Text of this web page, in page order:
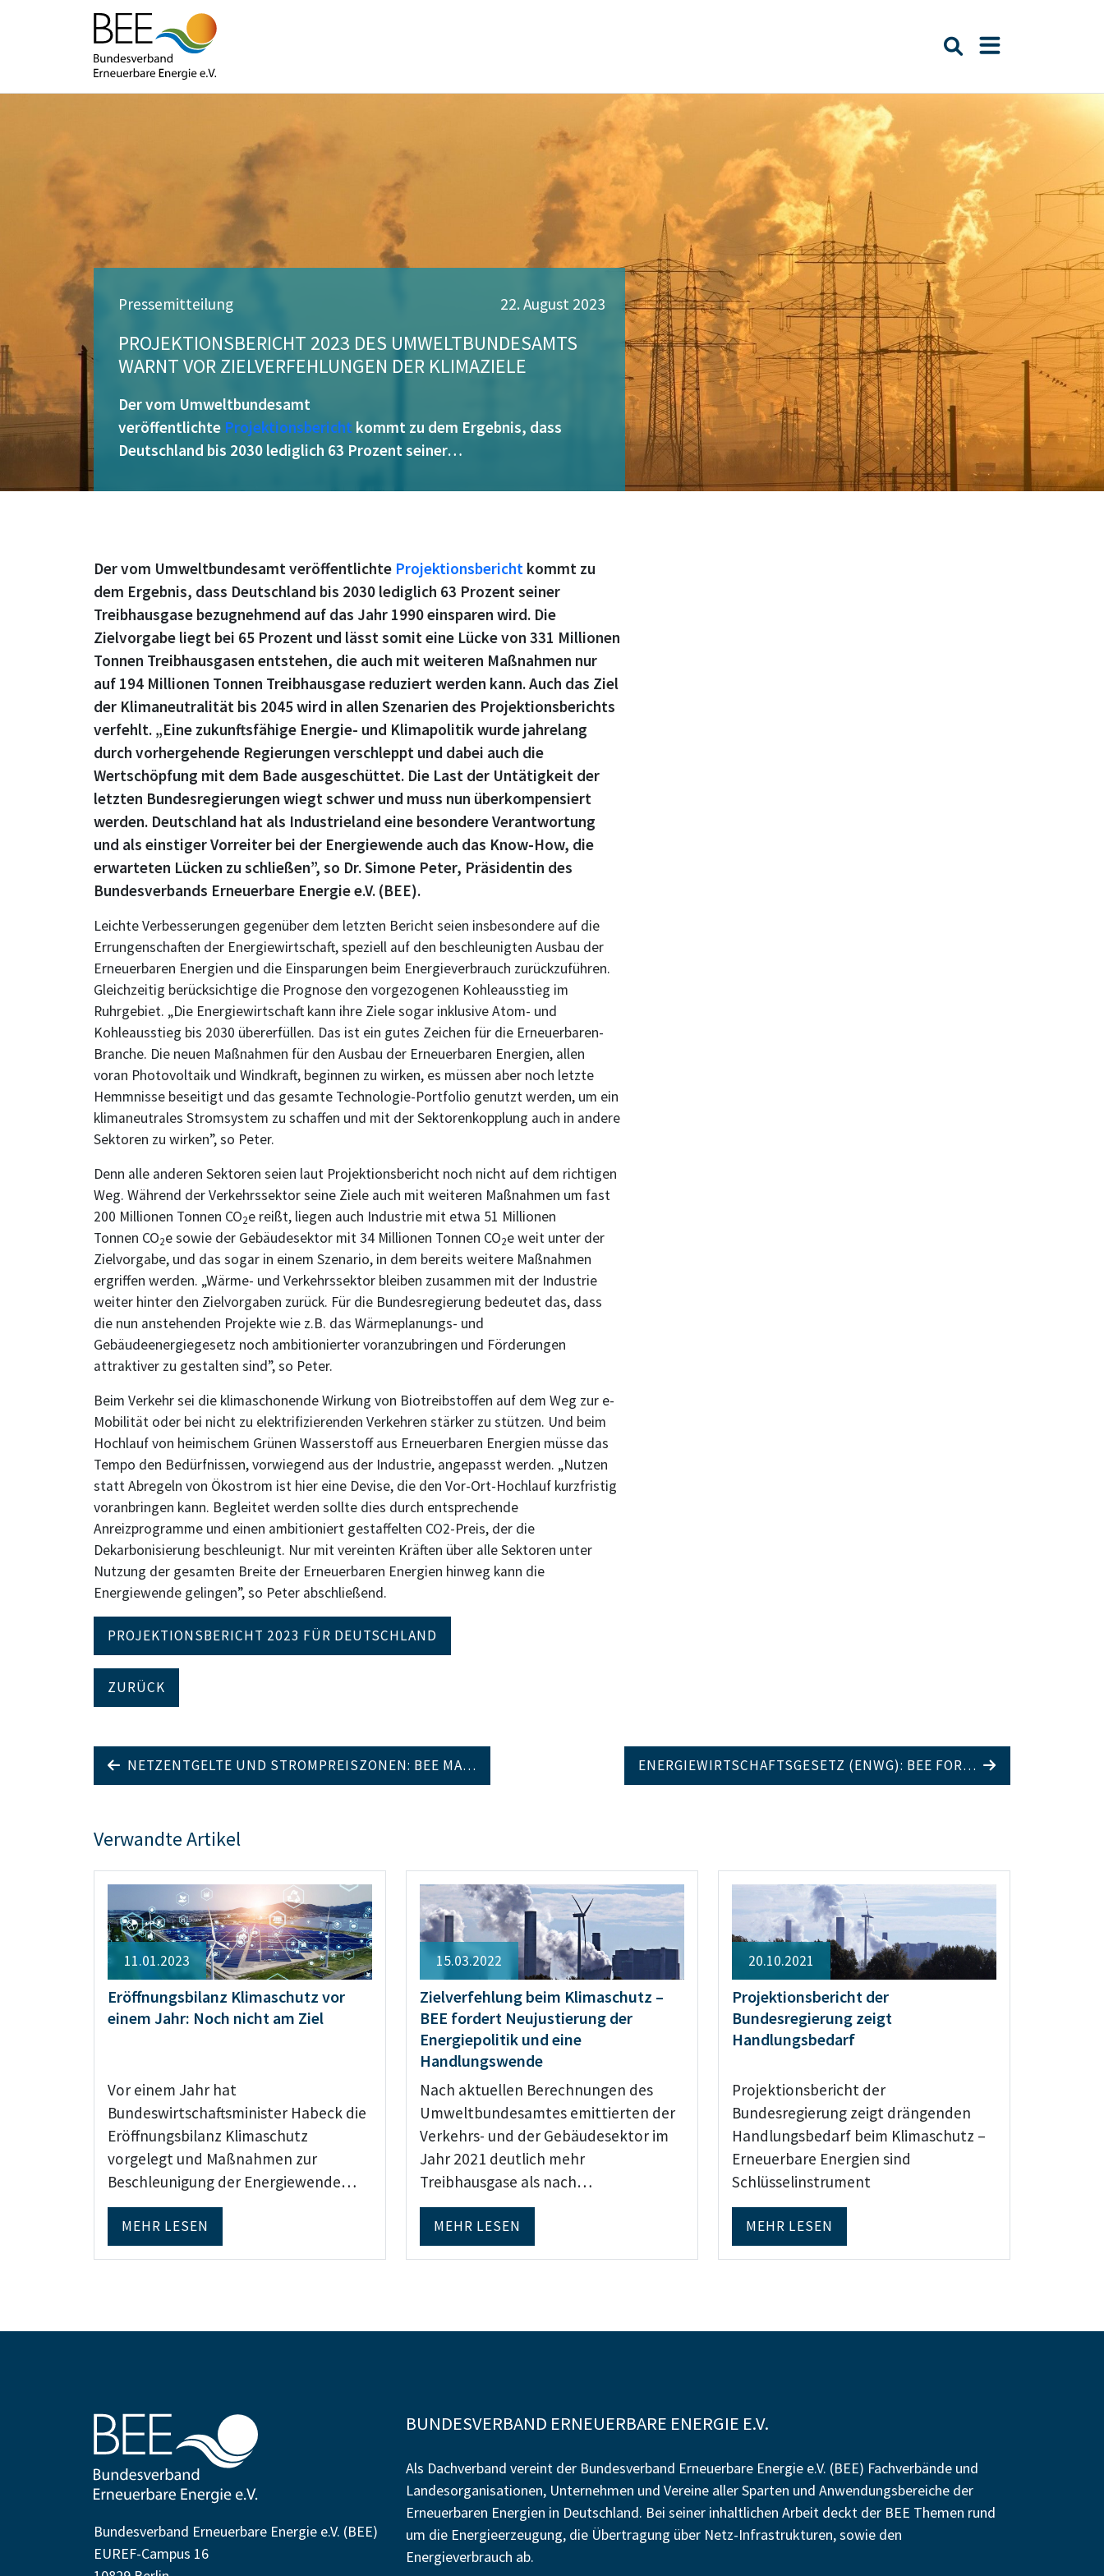
Suche öffnen
Pressemitteilung
PROJEKTIONSBERICHT 2023 DES UMWELTBUNDESAMTS
WARNT VOR ZIELVERFEHLUNGEN DER KLIMAZIELE
Der vom Umweltbundesamt
veröffentlichte Projektionsbericht kommt zu dem Ergebnis, dass
Deutschland bis 2030 lediglich 63 Prozent seiner…
22. August 2023
Der vom Umweltbundesamt veröffentlichte Projektionsbericht kommt zu
dem Ergebnis, dass Deutschland bis 2030 lediglich 63 Prozent seiner
Treibhausgase bezugnehmend auf das Jahr 1990 einsparen wird. Die
Zielvorgabe liegt bei 65 Prozent und lässt somit eine Lücke von 331 Millionen
Tonnen Treibhausgasen entstehen, die auch mit weiteren Maßnahmen nur
auf 194 Millionen Tonnen Treibhausgase reduziert werden kann. Auch das Ziel
der Klimaneutralität bis 2045 wird in allen Szenarien des Projektionsberichts
verfehlt. „Eine zukunftsfähige Energie- und Klimapolitik wurde jahrelang
durch vorhergehende Regierungen verschleppt und dabei auch die
Wertschöpfung mit dem Bade ausgeschüttet. Die Last der Untätigkeit der
letzten Bundesregierungen wiegt schwer und muss nun überkompensiert
werden. Deutschland hat als Industrieland eine besondere Verantwortung
und als einstiger Vorreiter bei der Energiewende auch das Know-How, die
erwarteten Lücken zu schließen”, so Dr. Simone Peter, Präsidentin des
Bundesverbands Erneuerbare Energie e.V. (BEE).
Leichte Verbesserungen gegenüber dem letzten Bericht seien insbesondere auf die
Errungenschaften der Energiewirtschaft, speziell auf den beschleunigten Ausbau der
Erneuerbaren Energien und die Einsparungen beim Energieverbrauch zurückzuführen.
Gleichzeitig berücksichtige die Prognose den vorgezogenen Kohleausstieg im
Ruhrgebiet. „Die Energiewirtschaft kann ihre Ziele sogar inklusive Atom- und
Kohleausstieg bis 2030 übererfüllen. Das ist ein gutes Zeichen für die Erneuerbaren-
Branche. Die neuen Maßnahmen für den Ausbau der Erneuerbaren Energien, allen
voran Photovoltaik und Windkraft, beginnen zu wirken, es müssen aber noch letzte
Hemmnisse beseitigt und das gesamte Technologie-Portfolio genutzt werden, um ein
klimaneutrales Stromsystem zu schaffen und mit der Sektorenkopplung auch in andere
Sektoren zu wirken”, so Peter.
Denn alle anderen Sektoren seien laut Projektionsbericht noch nicht auf dem richtigen
Weg. Während der Verkehrssektor seine Ziele auch mit weiteren Maßnahmen um fast
200 Millionen Tonnen CO2e reißt, liegen auch Industrie mit etwa 51 Millionen
Tonnen CO2e sowie der Gebäudesektor mit 34 Millionen Tonnen CO2e weit unter der
Zielvorgabe, und das sogar in einem Szenario, in dem bereits weitere Maßnahmen
ergriffen werden. „Wärme- und Verkehrssektor bleiben zusammen mit der Industrie
weiter hinter den Zielvorgaben zurück. Für die Bundesregierung bedeutet das, dass
die nun anstehenden Projekte wie z.B. das Wärmeplanungs- und
Gebäudeenergiegesetz noch ambitionierter voranzubringen und Förderungen
attraktiver zu gestalten sind”, so Peter.
Beim Verkehr sei die klimaschonende Wirkung von Biotreibstoffen auf dem Weg zur e-
Mobilität oder bei nicht zu elektrifizierenden Verkehren stärker zu stützen. Und beim
Hochlauf von heimischem Grünen Wasserstoff aus Erneuerbaren Energien müsse das
Tempo den Bedürfnissen, vorwiegend aus der Industrie, angepasst werden. „Nutzen
statt Abregeln von Ökostrom ist hier eine Devise, die den Vor-Ort-Hochlauf kurzfristig
voranbringen kann. Begleitet werden sollte dies durch entsprechende
Anreizprogramme und einen ambitioniert gestaffelten CO2-Preis, der die
Dekarbonisierung beschleunigt. Nur mit vereinten Kräften über alle Sektoren unter
Nutzung der gesamten Breite der Erneuerbaren Energien hinweg kann die
Energiewende gelingen”, so Peter abschließend.
PROJEKTIONSBERICHT 2023 FÜR DEUTSCHLAND
ZURÜCK
NETZENTGELTE UND STROMPREISZONEN: BEE MA… ENERGIEWIRTSCHAFTSGESETZ (ENWG): BEE FOR…
Verwandte Artikel
11.01.2023
Eröffnungsbilanz Klimaschutz vor
einem Jahr: Noch nicht am Ziel
Vor einem Jahr hat
Bundeswirtschaftsminister Habeck die
Eröffnungsbilanz Klimaschutz
vorgelegt und Maßnahmen zur
Beschleunigung der Energiewende…
MEHR LESEN
15.03.2022
Zielverfehlung beim Klimaschutz –
BEE fordert Neujustierung der
Energiepolitik und eine
Handlungswende
Nach aktuellen Berechnungen des
Umweltbundesamtes emittierten der
Verkehrs- und der Gebäudesektor im
Jahr 2021 deutlich mehr
Treibhausgase als nach…
MEHR LESEN
20.10.2021
Projektionsbericht der
Bundesregierung zeigt
Handlungsbedarf
Projektionsbericht der
Bundesregierung zeigt drängenden
Handlungsbedarf beim Klimaschutz –
Erneuerbare Energien sind
Schlüsselinstrument
MEHR LESEN
Bundesverband Erneuerbare Energie e.V. (BEE)
EUREF-Campus 16
BUNDESVERBAND ERNEUERBARE ENERGIE E.V.
Als Dachverband vereint der Bundesverband Erneuerbare Energie e.V. (BEE) Fachverbände und
Landesorganisationen, Unternehmen und Vereine aller Sparten und Anwendungsbereiche der
Erneuerbaren Energien in Deutschland. Bei seiner inhaltlichen Arbeit deckt der BEE Themen rund
um die Energieerzeugung, die Übertragung über Netz-Infrastrukturen, sowie den
Energieverbrauch ab.